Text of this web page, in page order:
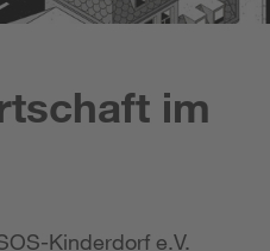
im
Kinderdorf e.V.